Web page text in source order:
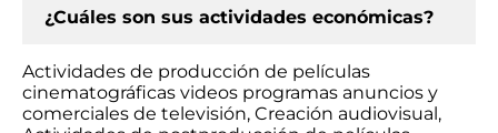
¿Cuáles son sus actividades económicas?
Actividades de producción de películas
cinematográficas videos programas anuncios y
comerciales de televisión, Creación audiovisual,